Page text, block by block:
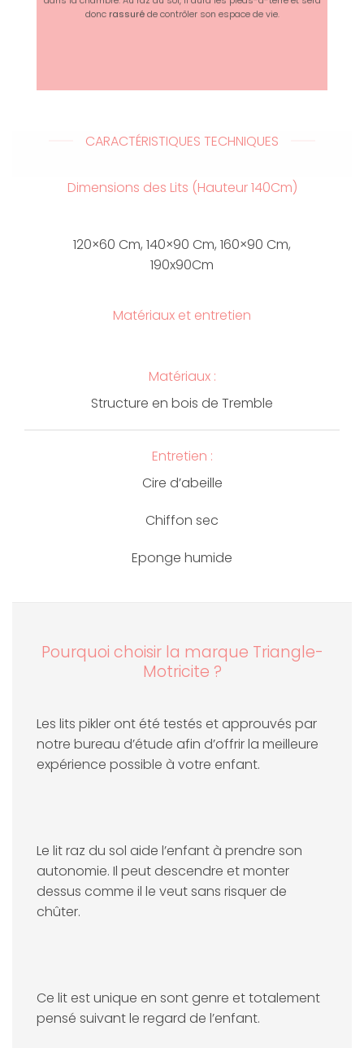
donc rassuréde contrôler son espace de vie.
CARACTÉRISTIQUES TECHNIQUES
Dimensions des Lits (Hauteur 140Cm)
120×60 Cm, 140×90 Cm, 160×90 Cm,
190x90Cm
Matériaux et entretien
Matériaux :
Structure en bois de Tremble
Entretien :
Cire d’abeille
Chiffon sec
Eponge humide
Pourquoi choisir la marque Triangle-
Motricite ?
Les lits pikler ont été testés et approuvés par
notre bureau d’étude afin d’offrir la meilleure
expérience possible à votre enfant.
Le lit raz du sol aide l’enfant à prendre son
autonomie. Il peut descendre et monter
dessus comme il le veut sans risquer de
chûter.
Ce lit est unique en sont genre et totalement
pensé suivant le regard de l’enfant.